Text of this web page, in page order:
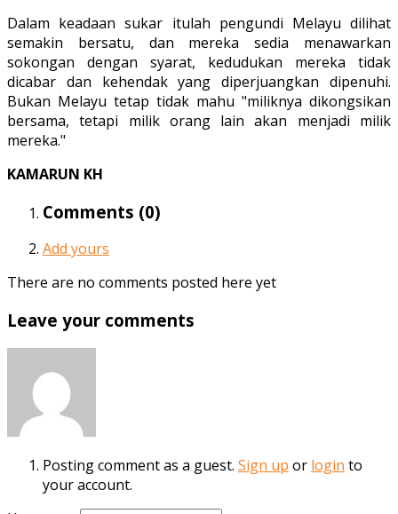
Dalam keadaan sukar itulah pengundi Melayu dilihat
semakin bersatu, dan mereka sedia menawarkan
sokongan dengan syarat, kedudukan mereka tidak
dicabar dan kehendak yang diperjuangkan dipenuhi.
Bukan Melayu tetap tidak mahu "miliknya dikongsikan
bersama, tetapi milik orang lain akan menjadi milik
mereka."
KAMARUN KH
Comments (0)
Add yours
There are no comments posted here yet
Leave your comments
Posting comment as a guest. Sign up or login to
your account.